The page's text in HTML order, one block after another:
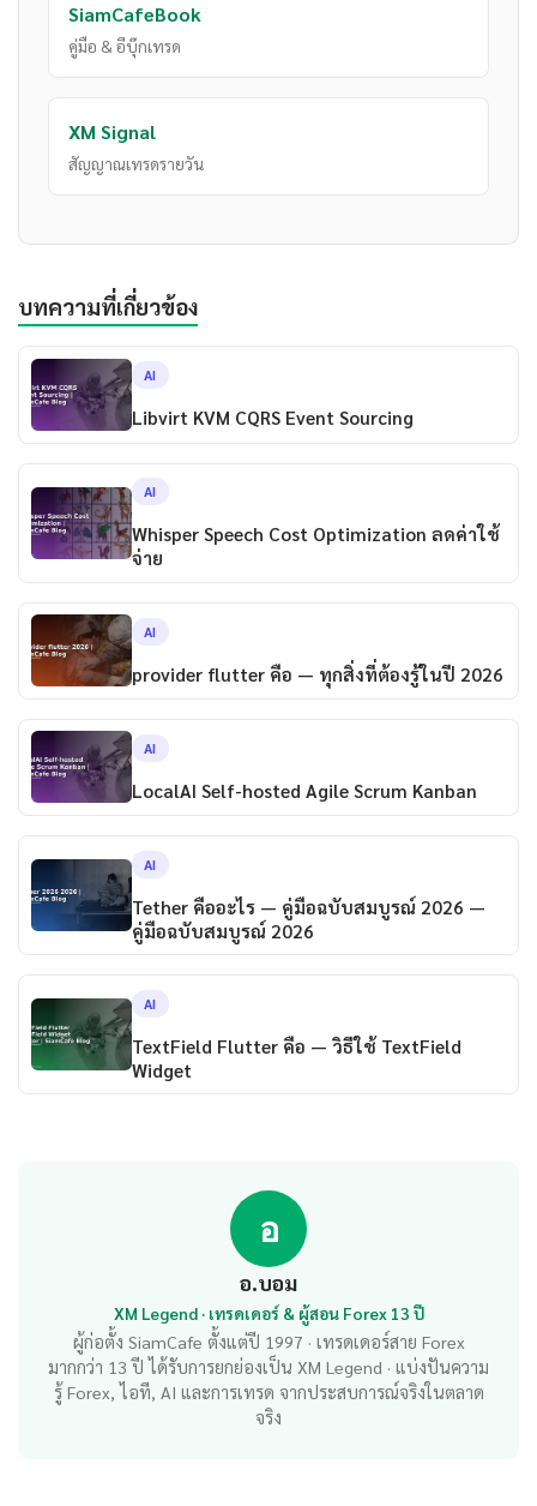
SiamCafeBook
คู่มือ & อีบุ๊กเทรด
XM Signal
สัญญาณเทรดรายวัน
บทความที่เกี่ยวข้อง
AI
Libvirt KVM CQRS Event Sourcing
AI
Whisper Speech Cost Optimization ลดค่าใช้
จ่าย
AI
provider flutter คือ — ทุกสิ่งที่ต้องรู้ในปี 2026
AI
LocalAI Self-hosted Agile Scrum Kanban
AI
Tether คืออะไร — คู่มือฉบับสมบูรณ์ 2026 —
คู่มือฉบับสมบูรณ์ 2026
AI
TextField Flutter คือ — วิธีใช้ TextField
Widget
อ
อ.บอม
XM Legend · เทรดเดอร์ & ผู้สอน Forex 13 ปี
ผู้ก่อตั้ง SiamCafe ตั้งแต่ปี 1997 · เทรดเดอร์สาย Forex
มากกว่า 13 ปี ได้รับการยกย่องเป็น XM Legend · แบ่งปันความ
รู้ Forex, ไอที, AI และการเทรด จากประสบการณ์จริงในตลาด
จริง